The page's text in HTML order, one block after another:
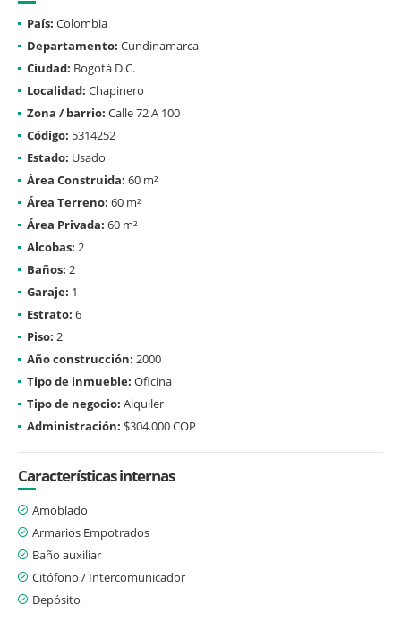
País: Colombia
Departamento: Cundinamarca
Ciudad: Bogotá D.C.
Localidad: Chapinero
Zona / barrio: Calle 72 A 100
Código: 5314252
Estado: Usado
Área Construida: 60 m²
Área Terreno: 60 m²
Área Privada: 60 m²
Alcobas: 2
Baños: 2
Garaje: 1
Estrato: 6
Piso: 2
Año construcción: 2000
Tipo de inmueble: Oficina
Tipo de negocio: Alquiler
Administración: $304.000 COP
Características internas
Amoblado
Armarios Empotrados
Baño auxiliar
Citófono / Intercomunicador
Depósito